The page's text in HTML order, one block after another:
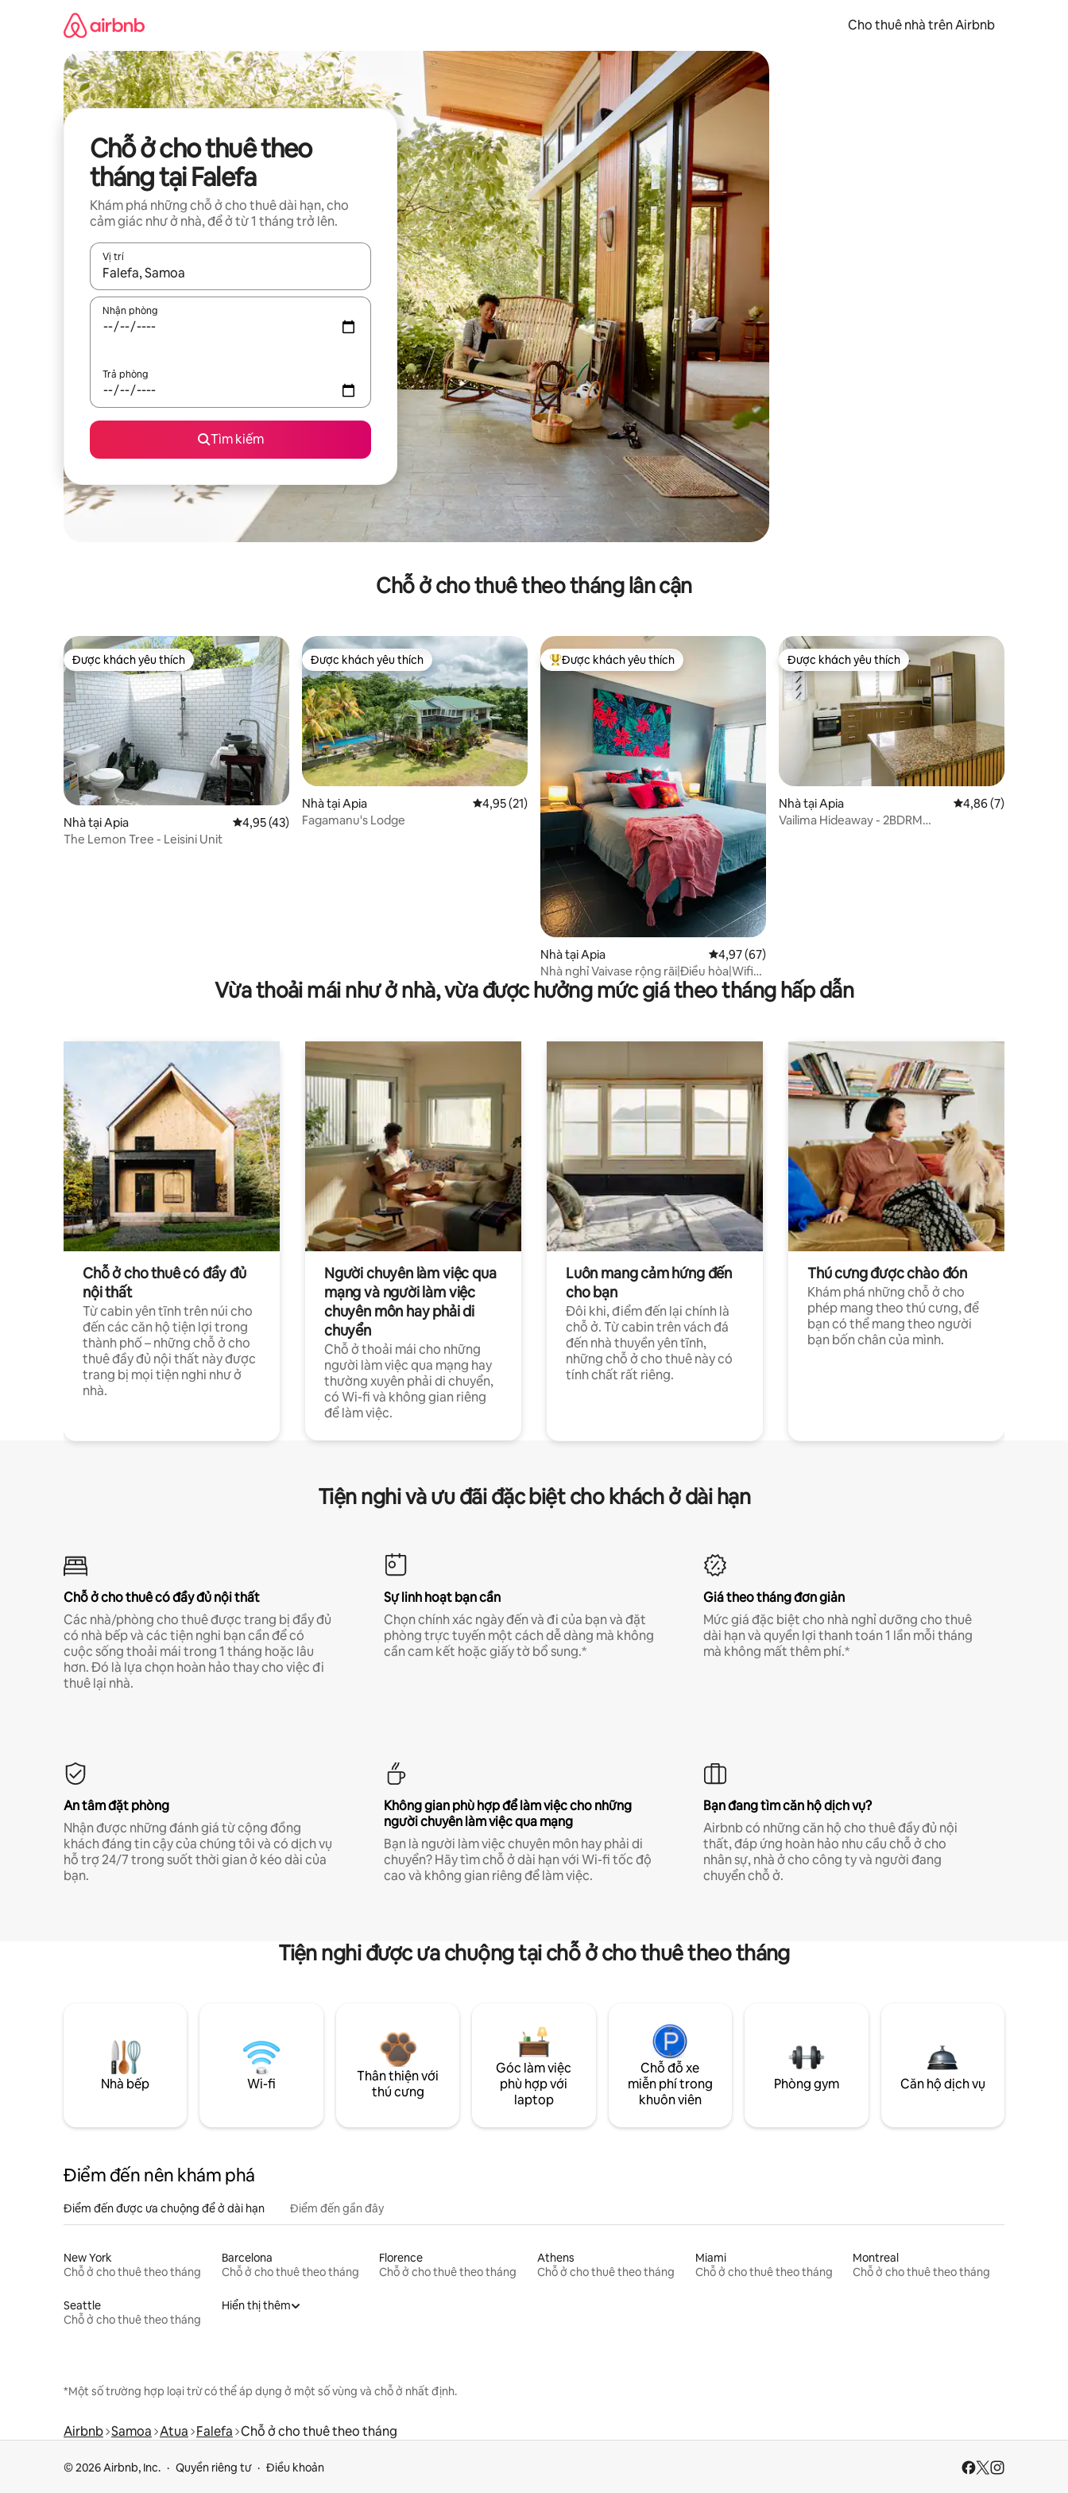
Cho thuê nhà trên Airbnb
Chỗ ở cho thuê theo
tháng tại Falefa
Khám phá những chỗ ở cho thuê dài hạn, cho
cảm giác như ở nhà, để ở từ 1 tháng trở lên.
Vị trí
Khi có kết quả, hãy điều hướng bằng phím mũi tên lên và xuống hoặc khám phá bằng các thao tác chạm hoặc vuốt.
Nhận phòng
Trả phòng
Tìm kiếm
Chỗ ở cho thuê theo tháng lân cận
Được khách yêu thích
Được khách yêu thích
Nhà tại Apia Xếp hạng trung bình 4,95/5, 43 đánh giá
4,95 (43)
The Lemon Tree - Leisini Unit
Được khách yêu thích
Được khách yêu thích
Nhà tại Apia Xếp hạng trung bình 4,95/5, 21 đánh giá
4,95 (21)
Fagamanu's Lodge
Được khách yêu thích nhất
Được khách yêu thích
Nhà tại Apia Xếp hạng trung bình 4,97/5, 67 đánh giá
4,97 (67)
Nhà nghỉ Vaivase rộng rãi|Điều hòa|Wifi
miễn phí
Được khách yêu thích
Được khách yêu thích
Nhà tại Apia Xếp hạng trung
4,86 (7)
Vailima Hideaway - 2BDRM
Vừa thoải mái như ở nhà, vừa được hưởng mức giá theo tháng hấp dẫn
Chỗ ở cho thuê có đầy đủ
nội thất
Từ cabin yên tĩnh trên núi cho
đến các căn hộ tiện lợi trong
thành phố – những chỗ ở cho
thuê đầy đủ nội thất này được
trang bị mọi tiện nghi như ở
nhà.
Người chuyên làm việc qua
mạng và người làm việc
chuyên môn hay phải di
chuyển
Chỗ ở thoải mái cho những
người làm việc qua mạng hay
thường xuyên phải di chuyển,
có Wi-fi và không gian riêng
để làm việc.
Luôn mang cảm hứng đến
cho bạn
Đôi khi, điểm đến lại chính là
chỗ ở. Từ cabin trên vách đá
đến nhà thuyền yên tĩnh,
những chỗ ở cho thuê này có
tính chất rất riêng.
Thú cưng được chào đón
Khám phá những chỗ ở cho
phép mang theo thú cưng, để
bạn có thể mang theo người
bạn bốn chân của mình.
Tiện nghi và ưu đãi đặc biệt cho khách ở dài hạn
Chỗ ở cho thuê có đầy đủ nội thất
Các nhà/phòng cho thuê được trang bị đầy đủ
có nhà bếp và các tiện nghi bạn cần để có
cuộc sống thoải mái trong 1 tháng hoặc lâu
hơn. Đó là lựa chọn hoàn hảo thay cho việc đi
thuê lại nhà.
Sự linh hoạt bạn cần
Chọn chính xác ngày đến và đi của bạn và đặt
phòng trực tuyến một cách dễ dàng mà không
cần cam kết hoặc giấy tờ bổ sung.*
Giá theo tháng đơn giản
Mức giá đặc biệt cho nhà nghỉ dưỡng cho thuê
dài hạn và quyền lợi thanh toán 1 lần mỗi tháng
mà không mất thêm phí.*
An tâm đặt phòng
Nhận được những đánh giá từ cộng đồng
khách đáng tin cậy của chúng tôi và có dịch vụ
hỗ trợ 24/7 trong suốt thời gian ở kéo dài của
bạn.
Không gian phù hợp để làm việc cho những
người chuyên làm việc qua mạng
Bạn là người làm việc chuyên môn hay phải di
chuyển? Hãy tìm chỗ ở dài hạn với Wi-fi tốc độ
cao và không gian riêng để làm việc.
Bạn đang tìm căn hộ dịch vụ?
Airbnb có những căn hộ cho thuê đầy đủ nội
thất, đáp ứng hoàn hảo nhu cầu chỗ ở cho
nhân sự, nhà ở cho công ty và người đang
chuyển chỗ ở.
Tiện nghi được ưa chuộng tại chỗ ở cho thuê theo tháng
Nhà bếp Wi-fi
Thân thiện với
thú cưng
Góc làm việc
phù hợp với
laptop
Chỗ đỗ xe
miễn phí trong
khuôn viên
Phòng gym Căn hộ dịch vụ
Điểm đến nên khám phá
Điểm đến được ưa chuộng để ở dài hạn Điểm đến gần đây
New York
Chỗ ở cho thuê theo tháng
Barcelona
Chỗ ở cho thuê theo tháng
Florence
Chỗ ở cho thuê theo tháng
Athens
Chỗ ở cho thuê theo tháng
Miami
Chỗ ở cho thuê theo tháng
Montreal
Chỗ ở cho thuê theo tháng
Seattle
Chỗ ở cho thuê theo tháng
Hiển thị thêm
*Một số trường hợp loại trừ có thể áp dụng ở một số vùng và chỗ ở nhất định.
Airbnb Samoa Atua Falefa Chỗ ở cho thuê theo tháng
© 2026 Airbnb, Inc. Quyền riêng tư Điều khoản